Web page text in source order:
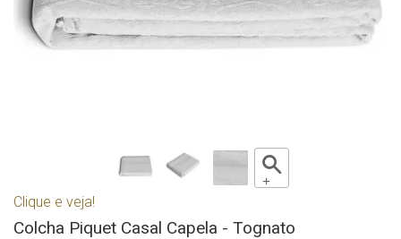
Clique e veja!
Colcha Piquet Casal Capela - Tognato